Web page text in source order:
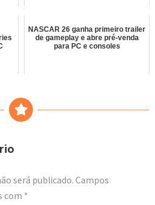
NASCAR 26 ganha primeiro trailer
de gameplay e abre pré-venda
para PC e consoles
será publicado. Campos
com *